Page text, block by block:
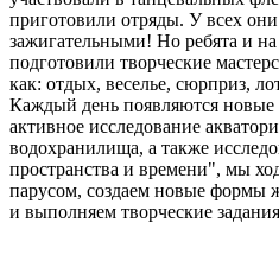
приготовили отряды. У всех
зажигательными! Но ребята и
подготовили творческие
как: отдых, веселье, сюрприз,
Каждый день появляются новые
активное исследование
водохранилища, а также
пространства и времени", мы
парусом, создаем новые формы
и выполняем творческие